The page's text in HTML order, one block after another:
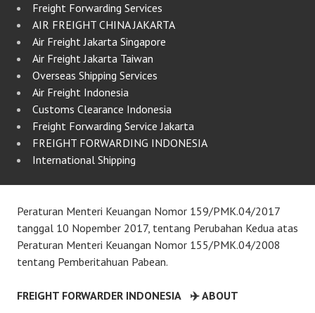
Freight Forwarding Services
AIR FREIGHT CHINA JAKARTA
Air Freight Jakarta Singapore
Air Freight Jakarta Taiwan
Overseas Shipping Services
Air Freight Indonesia
Customs Clearance Indonesia
Freight Forwarding Service Jakarta
FREIGHT FORWARDING INDONESIA
International Shipping
Peraturan Menteri Keuangan Nomor 159/PMK.04/2017
tanggal 10 Nopember 2017, tentang Perubahan Kedua atas
Peraturan Menteri Keuangan Nomor 155/PMK.04/2008
tentang Pemberitahuan Pabean.
FREIGHT FORWARDER INDONESIA
✈️ ABOUT